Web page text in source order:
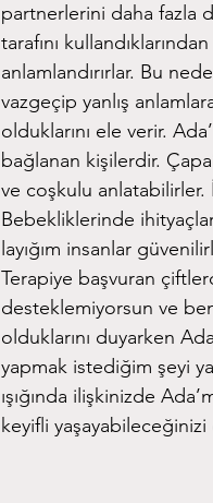
partnerlerini daha fazla
tarafını
anlamlandırırlar. Bu
vazgeçip yanlış
olduklarını ele verir.
bağlanan kişilerdir.
ve coşkulu anlatabilirler.
Bebekliklerinde
layığım insanlar
Terapiye başvuran
desteklemiyorsun ve
olduklarını duyarken
yapmak istediğim şeyi
ışığında ilişkinizde
keyifli